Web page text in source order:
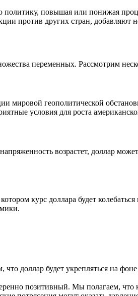
политику, повышая или понижая
против других стран, добавляют
переменных. Рассмотрим
мировой геополитической
условия для роста
возрастет, доллар
курс доллара будет
доллар будет укрепляться на
позитивный. Мы полагаем, что